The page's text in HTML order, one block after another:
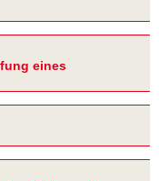
eines